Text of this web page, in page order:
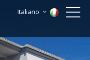
Italiano